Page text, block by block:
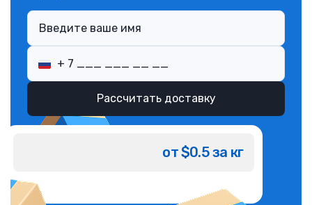
Рассчитать доставку
от $0.5 за кг